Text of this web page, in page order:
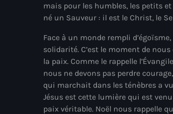
mais pour les humbles, les petits et
né un Sauveur : il est le Christ, le
Face à un monde rempli
solidarité. C’est le moment de
la paix. Comme le rappelle
nous ne devons pas perdre
qui marchait dans les ténèbres a vu
Jésus est cette lumière qui est
paix véritable. Noël nous rappelle